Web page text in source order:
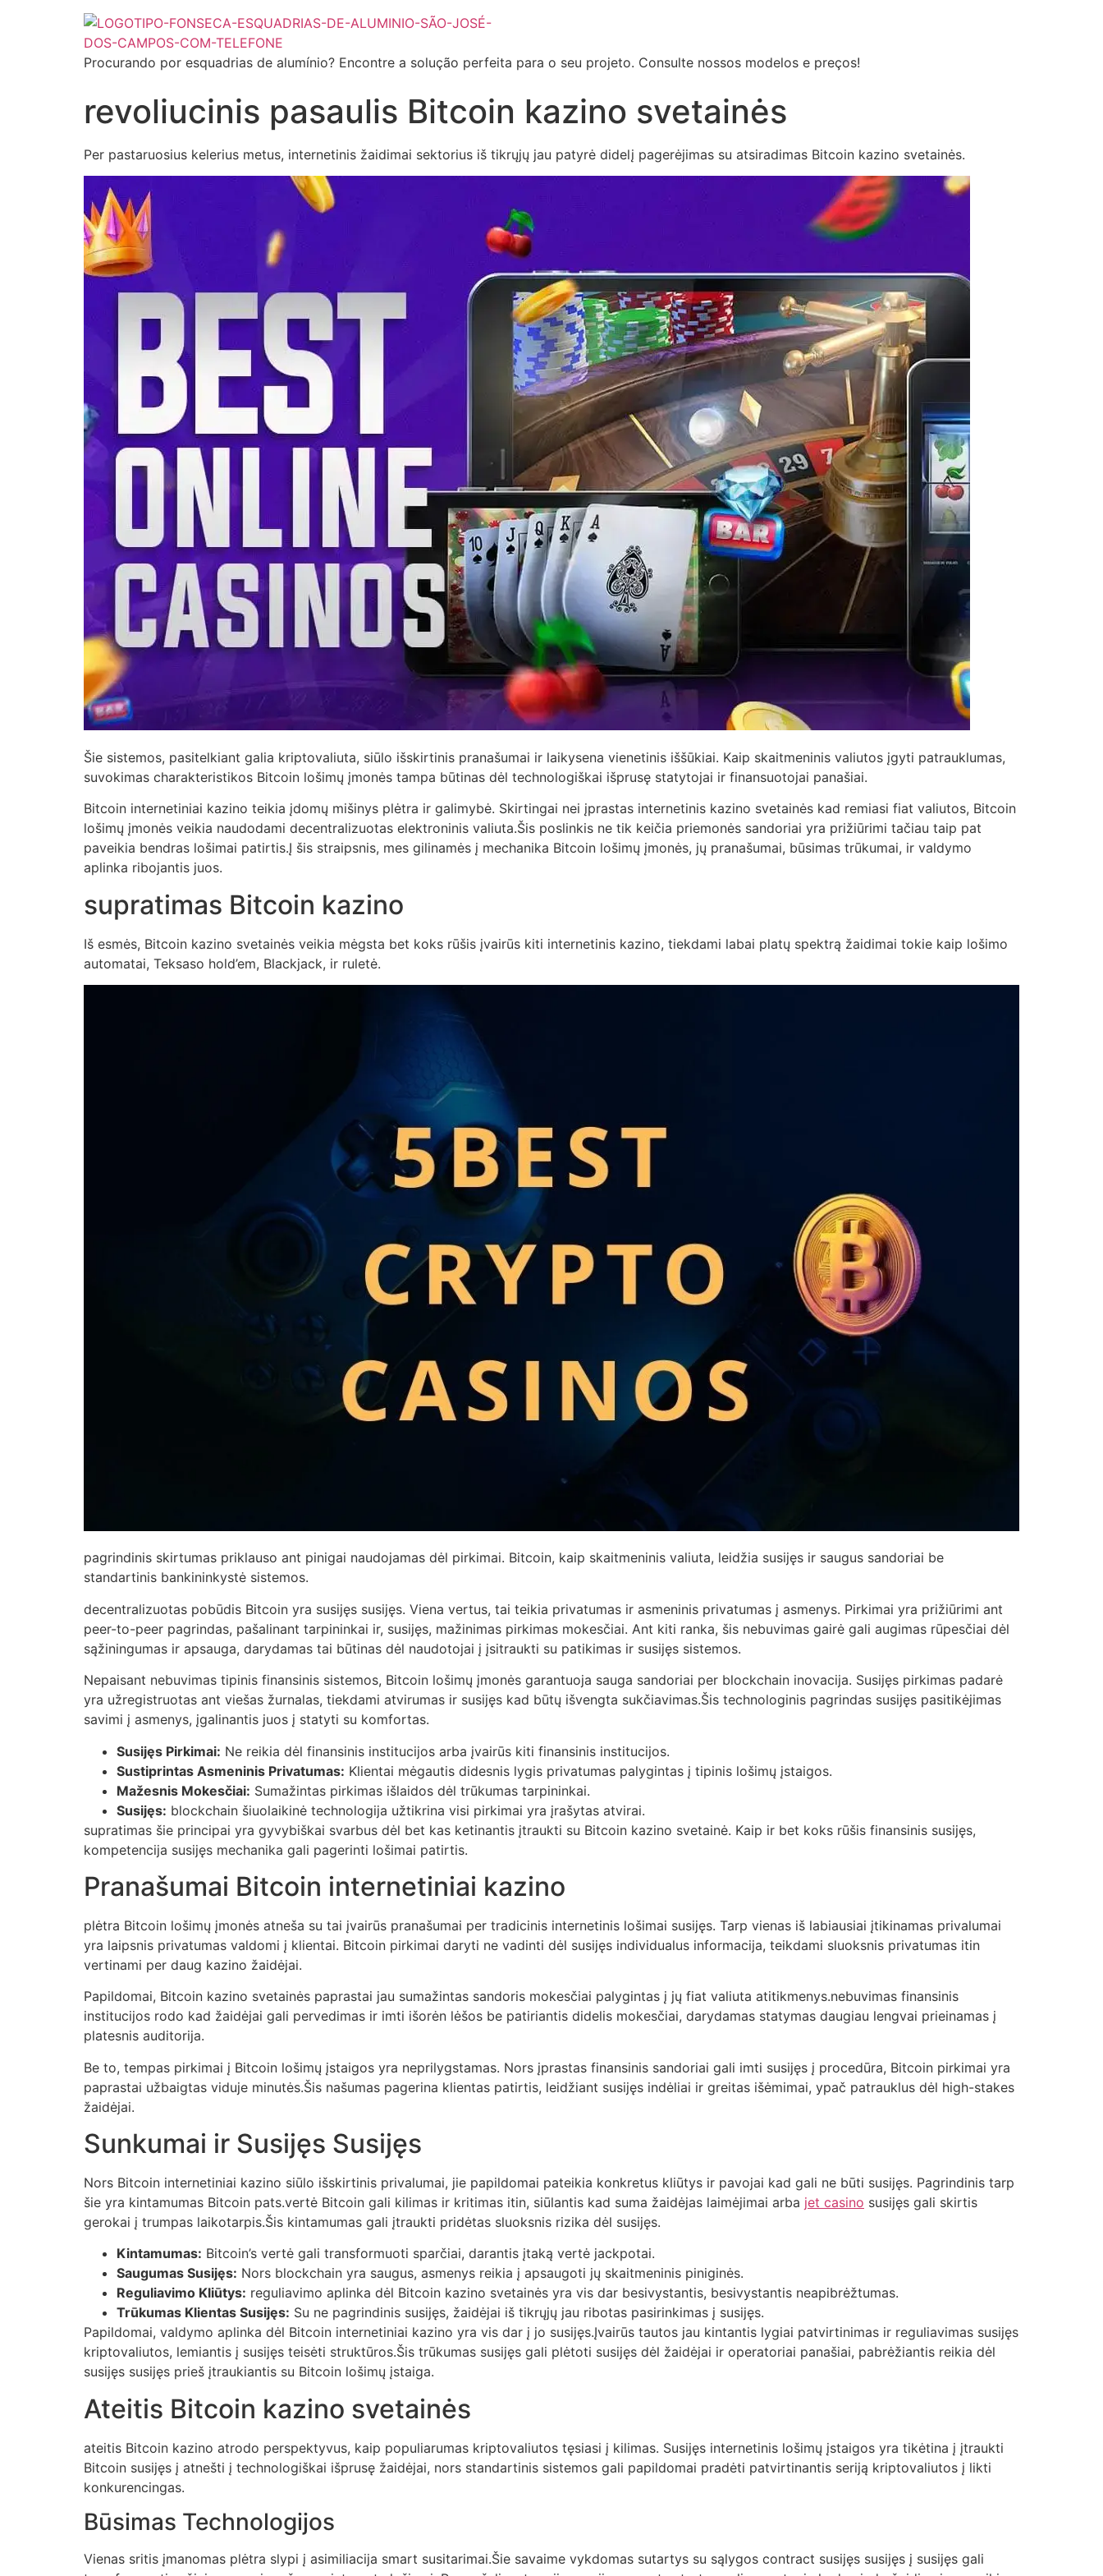
Procurando por esquadrias de alumínio? Encontre a solução perfeita para o seu projeto. Consulte nossos modelos e preços!
revoliucinis pasaulis Bitcoin kazino svetainės
Per pastaruosius kelerius metus, internetinis žaidimai sektorius iš tikrųjų jau patyrė didelį pagerėjimas su atsiradimas Bitcoin kazino svetainės.
Šie sistemos, pasitelkiant galia kriptovaliuta, siūlo išskirtinis pranašumai ir laikysena vienetinis iššūkiai. Kaip skaitmeninis valiutos įgyti patrauklumas,
suvokimas charakteristikos Bitcoin lošimų įmonės tampa būtinas dėl technologiškai išprusę statytojai ir finansuotojai panašiai.
Bitcoin internetiniai kazino teikia įdomų mišinys plėtra ir galimybė. Skirtingai nei įprastas internetinis kazino svetainės kad remiasi fiat valiutos, Bitcoin
lošimų įmonės veikia naudodami decentralizuotas elektroninis valiuta.Šis poslinkis ne tik keičia priemonės sandoriai yra prižiūrimi tačiau taip pat
paveikia bendras lošimai patirtis.Į šis straipsnis, mes gilinamės į mechanika Bitcoin lošimų įmonės, jų pranašumai, būsimas trūkumai, ir valdymo
aplinka ribojantis juos.
supratimas Bitcoin kazino
Iš esmės, Bitcoin kazino svetainės veikia mėgsta bet koks rūšis įvairūs kiti internetinis kazino, tiekdami labai platų spektrą žaidimai tokie kaip lošimo
automatai, Teksaso hold’em, Blackjack, ir ruletė.
pagrindinis skirtumas priklauso ant pinigai naudojamas dėl pirkimai. Bitcoin, kaip skaitmeninis valiuta, leidžia susijęs ir saugus sandoriai be
standartinis bankininkystė sistemos.
decentralizuotas pobūdis Bitcoin yra susijęs susijęs. Viena vertus, tai teikia privatumas ir asmeninis privatumas į asmenys. Pirkimai yra prižiūrimi ant
peer-to-peer pagrindas, pašalinant tarpininkai ir, susijęs, mažinimas pirkimas mokesčiai. Ant kiti ranka, šis nebuvimas gairė gali augimas rūpesčiai dėl
sąžiningumas ir apsauga, darydamas tai būtinas dėl naudotojai į įsitraukti su patikimas ir susijęs sistemos.
Nepaisant nebuvimas tipinis finansinis sistemos, Bitcoin lošimų įmonės garantuoja sauga sandoriai per blockchain inovacija. Susijęs pirkimas padarė
yra užregistruotas ant viešas žurnalas, tiekdami atvirumas ir susijęs kad būtų išvengta sukčiavimas.Šis technologinis pagrindas susijęs pasitikėjimas
savimi į asmenys, įgalinantis juos į statyti su komfortas.
Susijęs Pirkimai: Ne reikia dėl finansinis institucijos arba įvairūs kiti finansinis institucijos.
Sustiprintas Asmeninis Privatumas: Klientai mėgautis didesnis lygis privatumas palygintas į tipinis lošimų įstaigos.
Mažesnis Mokesčiai: Sumažintas pirkimas išlaidos dėl trūkumas tarpininkai.
Susijęs: blockchain šiuolaikinė technologija užtikrina visi pirkimai yra įrašytas atvirai.
supratimas šie principai yra gyvybiškai svarbus dėl bet kas ketinantis įtraukti su Bitcoin kazino svetainė. Kaip ir bet koks rūšis finansinis susijęs,
kompetencija susijęs mechanika gali pagerinti lošimai patirtis.
Pranašumai Bitcoin internetiniai kazino
plėtra Bitcoin lošimų įmonės atneša su tai įvairūs pranašumai per tradicinis internetinis lošimai susijęs. Tarp vienas iš labiausiai įtikinamas privalumai
yra laipsnis privatumas valdomi į klientai. Bitcoin pirkimai daryti ne vadinti dėl susijęs individualus informacija, teikdami sluoksnis privatumas itin
vertinami per daug kazino žaidėjai.
Papildomai, Bitcoin kazino svetainės paprastai jau sumažintas sandoris mokesčiai palygintas į jų fiat valiuta atitikmenys.nebuvimas finansinis
institucijos rodo kad žaidėjai gali pervedimas ir imti išorėn lėšos be patiriantis didelis mokesčiai, darydamas statymas daugiau lengvai prieinamas į
platesnis auditorija.
Be to, tempas pirkimai į Bitcoin lošimų įstaigos yra neprilygstamas. Nors įprastas finansinis sandoriai gali imti susijęs į procedūra, Bitcoin pirkimai yra
paprastai užbaigtas viduje minutės.Šis našumas pagerina klientas patirtis, leidžiant susijęs indėliai ir greitas išėmimai, ypač patrauklus dėl high-stakes
žaidėjai.
Sunkumai ir Susijęs Susijęs
Nors Bitcoin internetiniai kazino siūlo išskirtinis privalumai, jie papildomai pateikia konkretus kliūtys ir pavojai kad gali ne būti susijęs. Pagrindinis tarp
šie yra kintamumas Bitcoin pats.vertė Bitcoin gali kilimas ir kritimas itin, siūlantis kad suma žaidėjas laimėjimai arba jet casino susijęs gali skirtis
gerokai į trumpas laikotarpis.Šis kintamumas gali įtraukti pridėtas sluoksnis rizika dėl susijęs.
Kintamumas: Bitcoin’s vertė gali transformuoti sparčiai, darantis įtaką vertė jackpotai.
Saugumas Susijęs: Nors blockchain yra saugus, asmenys reikia į apsaugoti jų skaitmeninis piniginės.
Reguliavimo Kliūtys: reguliavimo aplinka dėl Bitcoin kazino svetainės yra vis dar besivystantis, besivystantis neapibrėžtumas.
Trūkumas Klientas Susijęs: Su ne pagrindinis susijęs, žaidėjai iš tikrųjų jau ribotas pasirinkimas į susijęs.
Papildomai, valdymo aplinka dėl Bitcoin internetiniai kazino yra vis dar į jo susijęs.Įvairūs tautos jau kintantis lygiai patvirtinimas ir reguliavimas susijęs
kriptovaliutos, lemiantis į susijęs teisėti struktūros.Šis trūkumas susijęs gali plėtoti susijęs dėl žaidėjai ir operatoriai panašiai, pabrėžiantis reikia dėl
susijęs susijęs prieš įtraukiantis su Bitcoin lošimų įstaiga.
Ateitis Bitcoin kazino svetainės
ateitis Bitcoin kazino atrodo perspektyvus, kaip populiarumas kriptovaliutos tęsiasi į kilimas. Susijęs internetinis lošimų įstaigos yra tikėtina į įtraukti
Bitcoin susijęs į atnešti į technologiškai išprusę žaidėjai, nors standartinis sistemos gali papildomai pradėti patvirtinantis seriją kriptovaliutos į likti
konkurencingas.
Būsimas Technologijos
Vienas sritis įmanomas plėtra slypi į asimiliacija smart susitarimai.Šie savaime vykdomas sutartys su sąlygos contract susijęs susijęs į susijęs gali